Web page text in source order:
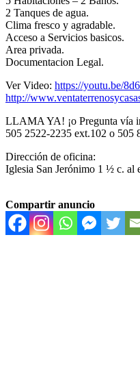
2 Tanques de agua.
Clima fresco y agradable.
Acceso a Servicios basicos.
Area privada.
Documentacion Legal.
Ver Video: https://youtu.be/
http://
LLAMA YA! ¡o Pregunta vía
505 2522-2235 ext.102 o 505
Dirección de oficina:
Iglesia San Jerónimo 1 ½ c. al
Compartir anuncio